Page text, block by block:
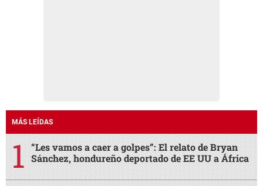
MÁS LEÍDAS
“Les vamos a caer a golpes”: El relato de Bryan
Sánchez, hondureño deportado de EE UU a África